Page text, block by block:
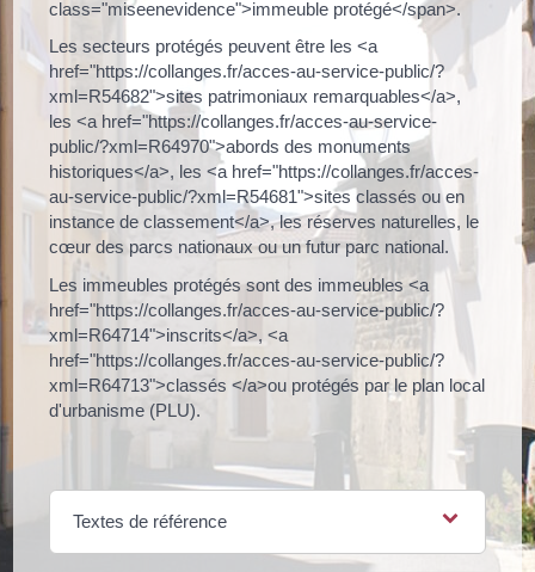
class="miseenevidence">immeuble protégé</span>.
Les secteurs protégés peuvent être les <a
href="https://collanges.fr/acces-au-service-public/?
xml=R54682">sites patrimoniaux remarquables</a>,
les <a href="https://collanges.fr/acces-au-service-
public/?xml=R64970">abords des monuments
historiques</a>, les <a href="https://collanges.fr/acces-
au-service-public/?xml=R54681">sites classés ou en
instance de classement</a>, les réserves naturelles, le
cœur des parcs nationaux ou un futur parc national.
Les immeubles protégés sont des immeubles <a
href="https://collanges.fr/acces-au-service-public/?
xml=R64714">inscrits</a>, <a
href="https://collanges.fr/acces-au-service-public/?
xml=R64713">classés </a>ou protégés par le plan local
d'urbanisme (PLU).
Textes de référence